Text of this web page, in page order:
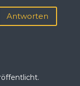
Antworten